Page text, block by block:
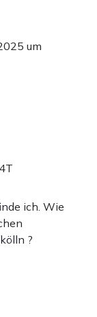
um
ich. Wie
?